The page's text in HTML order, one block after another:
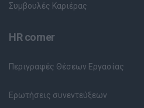
Συμβουλές Καριέρας
HR corner
Περιγραφές Θέσεων Εργασίας
Ερωτήσεις συνεντεύξεων